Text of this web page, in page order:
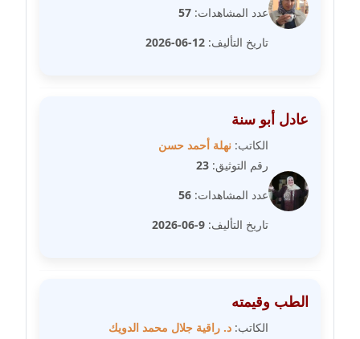
مدونة فيرا زولوتاريفا
مدونة كريمان سالم
عاملة
مدونة كنوز صلاح
مدونة ليلى سرحان
عاملة
عدد المشاهدات: 57
تاريخ التأليف: 12-06-2026
عادل أبو سنة
الكاتب: نهلة أحمد حسن
رقم التوثيق: 23
عدد المشاهدات: 56
تاريخ التأليف: 9-06-2026
الطب وقيمته
الكاتب: د. راقية جلال محمد الدويك